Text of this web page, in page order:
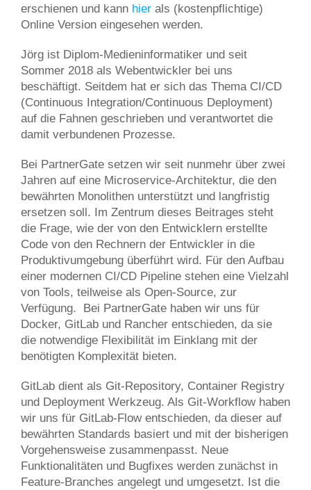
erschienen und kann hier als (kostenpflichtige)
Online Version eingesehen werden.
Jörg ist Diplom-Medieninformatiker und seit
Sommer 2018 als Webentwickler bei uns
beschäftigt. Seitdem hat er sich das Thema CI/CD
(Continuous Integration/Continuous Deployment)
auf die Fahnen geschrieben und verantwortet die
damit verbundenen Prozesse.
Bei PartnerGate setzen wir seit nunmehr über zwei
Jahren auf eine Microservice-Architektur, die den
bewährten Monolithen unterstützt und langfristig
ersetzen soll. Im Zentrum dieses Beitrages steht
die Frage, wie der von den Entwicklern erstellte
Code von den Rechnern der Entwickler in die
Produktivumgebung überführt wird. Für den Aufbau
einer modernen CI/CD Pipeline stehen eine Vielzahl
von Tools, teilweise als Open-Source, zur
Verfügung. Bei PartnerGate haben wir uns für
Docker, GitLab und Rancher entschieden, da sie
die notwendige Flexibilität im Einklang mit der
benötigten Komplexität bieten.
GitLab dient als Git-Repository, Container Registry
und Deployment Werkzeug. Als Git-Workflow haben
wir uns für GitLab-Flow entschieden, da dieser auf
bewährten Standards basiert und mit der bisherigen
Vorgehensweise zusammenpasst. Neue
Funktionalitäten und Bugfixes werden zunächst in
Feature-Branches angelegt und umgesetzt. Ist die